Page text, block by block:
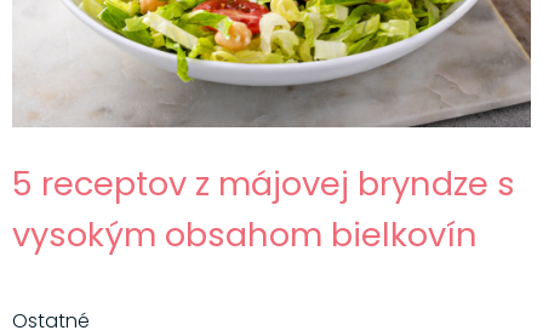
5 receptov z májovej bryndze s
vysokým obsahom bielkovín
Ostatné